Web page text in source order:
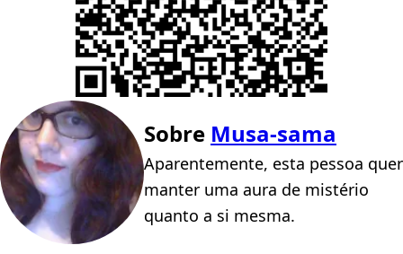
Sobre Musa-sama
Aparentemente, esta pessoa quer
manter uma aura de mistério
quanto a si mesma.